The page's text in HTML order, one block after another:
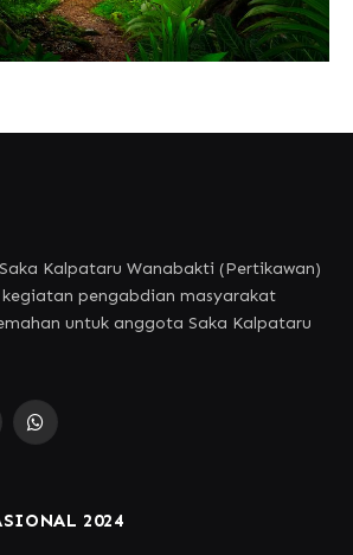
Kalpataru Wanabakti (Pertikawan)
kegiatan pengabdian masyarakat
untuk anggota Saka Kalpataru
WhatsApp
2024